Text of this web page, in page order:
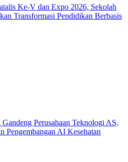
Ke-V dan Expo 2026, Sekolah
Transformasi Pendidikan Berbasis
Perusahaan Teknologi AS,
Pengembangan AI Kesehatan